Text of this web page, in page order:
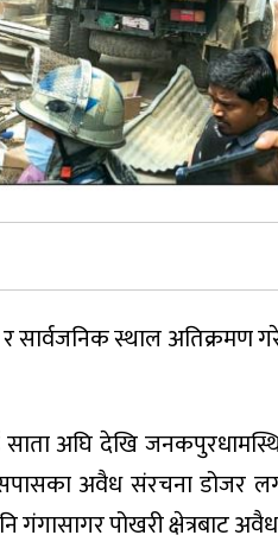
स्थाल अतिक्रमण
अघि देखि
अवैध संरचना डोजर
गंगासागर पोखरी क्षेत्रबाट